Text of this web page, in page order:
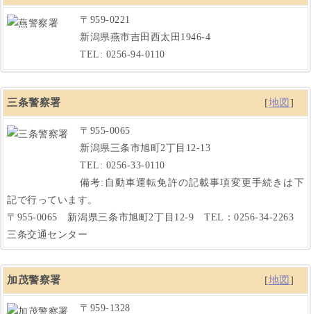
〒959-0221
新潟県燕市吉田西太田1946-4
TEL: 0256-94-0110
三条警察署 [地図 ]
〒955-0065
新潟県三条市旭町2丁目12-13
TEL: 0256-33-0110
備考:自動車運転免許の記載事項変更手続きは下
記で行っています。
〒955-0065 新潟県三条市旭町2丁目12-9 TEL：0256-34-2263
三条交通センター
加茂警察署 [地図 ]
〒959-1328